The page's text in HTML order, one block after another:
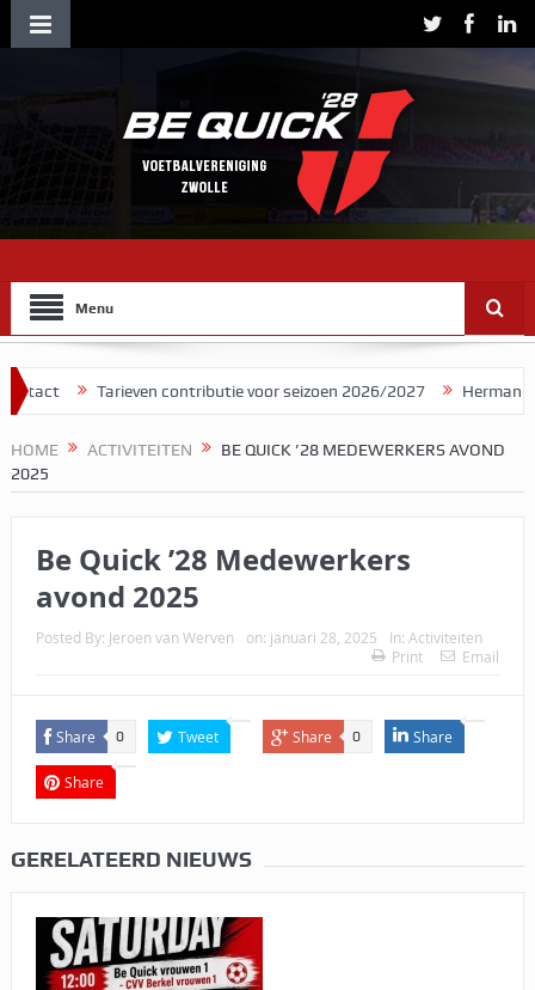
Menu
Tarieven contributie voor seizoen 2026/2027 Herman Brood
HOME ACTIVITEITEN
BE QUICK ’28 MEDEWERKERS AVOND
2025
Be Quick ’28 Medewerkers
avond 2025
Posted By: Jeroen van Werven on: januari 28, 2025 In: Activiteiten
Print
Email
Share 0 Tweet Share 0 Share
Share
GERELATEERD NIEUWS